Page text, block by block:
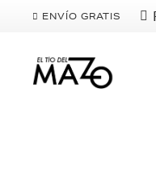
ENVÍO GRATIS